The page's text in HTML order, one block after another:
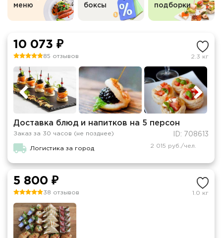
меню
боксы
подборки
10 073 ₽
85 отзывов 2.3 кг
Доставка блюд и напитков на 5 персон
Заказ за 30 часов (не позднее) ID: 708613
Логистика за город 2 015 руб./чел.
5 800 ₽
38 отзывов 1.0 кг